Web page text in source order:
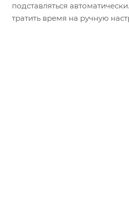
подставляться
тратить время на ручную